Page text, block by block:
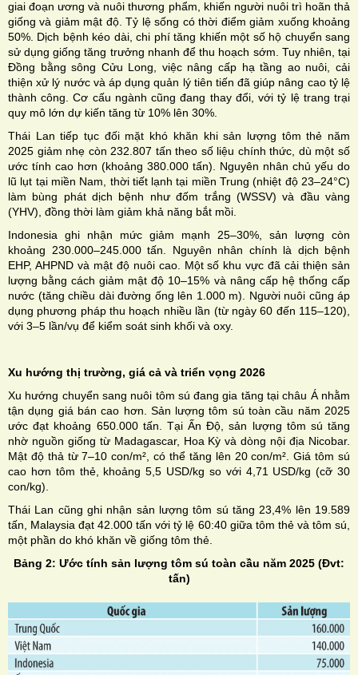
giai đoạn ương và nuôi thương phẩm, khiến người nuôi trì hoãn thả
giống và giảm mật độ. Tỷ lệ sống có thời điểm giảm xuống khoảng
50%. Dịch bệnh kéo dài, chi phí tăng khiến một số hộ chuyển sang
sử dụng giống tăng trưởng nhanh để thu hoạch sớm. Tuy nhiên, tại
Đồng bằng sông Cửu Long, việc nâng cấp hạ tầng ao nuôi, cải
thiện xử lý nước và áp dụng quản lý tiên tiến đã giúp nâng cao tỷ lệ
thành công. Cơ cấu ngành cũng đang thay đổi, với tỷ lệ trang trại
quy mô lớn dự kiến tăng từ 10% lên 30%.
Thái Lan tiếp tục đối mặt khó khăn khi sản lượng tôm thẻ năm
2025 giảm nhẹ còn 232.807 tấn theo số liệu chính thức, dù một số
ước tính cao hơn (khoảng 380.000 tấn). Nguyên nhân chủ yếu do
lũ lụt tại miền Nam, thời tiết lạnh tại miền Trung (nhiệt độ 23–24°C)
làm bùng phát dịch bệnh như đốm trắng (WSSV) và đầu vàng
(YHV), đồng thời làm giảm khả năng bắt mồi.
Indonesia ghi nhận mức giảm mạnh 25–30%, sản lượng còn
khoảng 230.000–245.000 tấn. Nguyên nhân chính là dịch bệnh
EHP, AHPND và mật độ nuôi cao. Một số khu vực đã cải thiện sản
lượng bằng cách giảm mật độ 10–15% và nâng cấp hệ thống cấp
nước (tăng chiều dài đường ống lên 1.000 m). Người nuôi cũng áp
dụng phương pháp thu hoạch nhiều lần (từ ngày 60 đến 115–120),
với 3–5 lần/vụ để kiểm soát sinh khối và oxy.
Xu hướng thị trường, giá cả và triển vọng 2026
Xu hướng chuyển sang nuôi tôm sú đang gia tăng tại châu Á nhằm
tận dụng giá bán cao hơn. Sản lượng tôm sú toàn cầu năm 2025
ước đạt khoảng 650.000 tấn. Tại Ấn Độ, sản lượng tôm sú tăng
nhờ nguồn giống từ Madagascar, Hoa Kỳ và dòng nội địa Nicobar.
Mật độ thả từ 7–10 con/m², có thể tăng lên 20 con/m². Giá tôm sú
cao hơn tôm thẻ, khoảng 5,5 USD/kg so với 4,71 USD/kg (cỡ 30
con/kg).
Thái Lan cũng ghi nhận sản lượng tôm sú tăng 23,4% lên 19.589
tấn, Malaysia đạt 42.000 tấn với tỷ lệ 60:40 giữa tôm thẻ và tôm sú,
một phần do khó khăn về giống tôm thẻ.
Bảng 2: Ước tính sản lượng tôm sú toàn cầu năm 2025 (Đvt:
tấn)